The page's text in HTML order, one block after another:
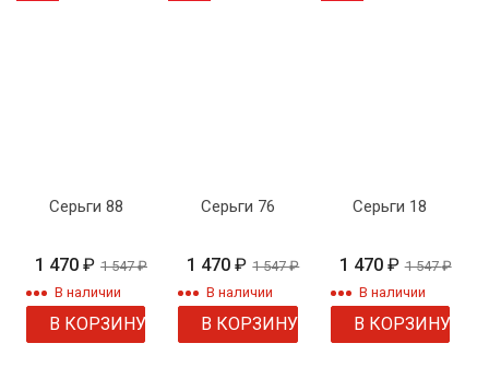
Серьги 88
1 470 ₽ 1 547₽
В наличии
В КОРЗИНУ
Серьги 76
1 470₽ 1 547₽
В наличии
В КОРЗИНУ
Серьги 18
1 470 ₽ 1 547₽
В наличии
В КОРЗИНУ